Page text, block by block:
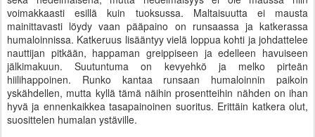
voimakkaasti esillä kuin tuoksussa. Maltaisuutta ei mausta
mainittavasti löydy vaan pääpaino on runsaassa ja katkerassa
humaloinnissa. Katkeruus lisääntyy vielä loppua kohti ja johdattelee
nauttijan pitkään, happaman greippiseen ja edelleen havuiseen
jälkimakuun. Suutuntuma on kevyehkö ja melko pirteän
hiilihappoinen. Runko kantaa runsaan humaloinnin paikoin
yskähdellen, mutta kyllä tämä näihin prosentteihin nähden on ihan
hyvä ja ennenkaikkea tasapainoinen suoritus. Erittäin katkera olut,
suosittelen humalan ystäville.